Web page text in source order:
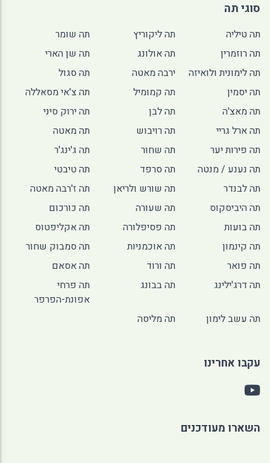
סוגי תה
תה טיליה תה ליקוריץ
תה שומר
תה רוזמרין
תה אולונג
תה שן הארי
תה לימונית ולואיזה
ירבה מאטה
תה סגול
תה יסמין
תה קמומיל
תה צ'אי מסאללה
תה מאצ'ה
תה לבן
תה ירוק סיני
תה ארל גריי
תה רויבוש
תה מאטה
תה פירות יער
תה שחור
תה ג'ינג'ר
תה נענע / מנטה
תה סרפד
תה טיבטי
תה לבנדר
תה שורש ולריאן
תה ז'רבה מאטה
תה היביסקוס
תה שעורה
תה כורכום
תה בועות
תה פסיפלורה
תה אקליפטוס
תה קינמון
תה אוכמניות
תה סמבוק שחור
תה פואר
תה ורוד
תה אסאם
תה דרג'ילינג
תה בבונג
תה פרחי
אפונת-הפרפר
תה עשב לימון
תה מליסה
עקבו אחרינו
השארו מעודכנים